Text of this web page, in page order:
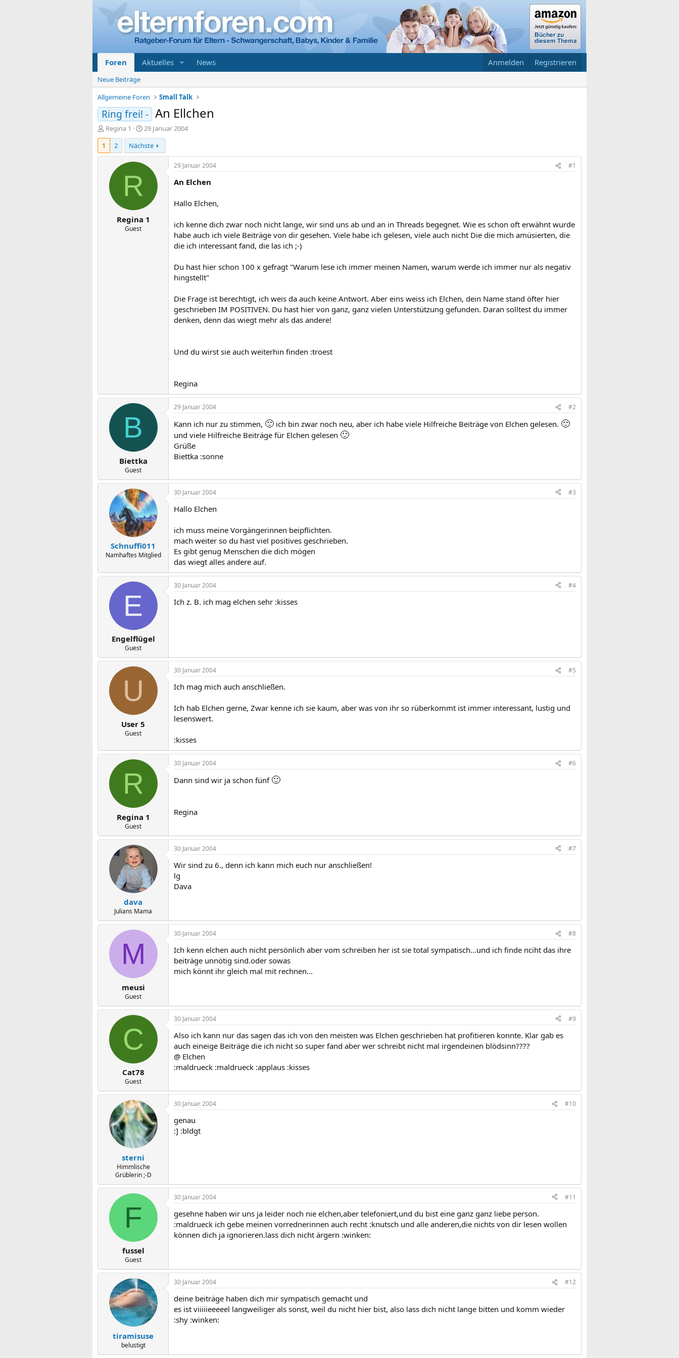
Foren Aktuelles News Anmelden Registrieren
Neue Beiträge
Allgemeine Foren
Small Talk
Ring frei! - An Ellchen
E
r
t
Regina 1
E
r
s
t
e
m
29 Januar 2004
1
2 Nächste
R
Regina 1
Guest
29 Januar 2004 #1
An Elchen
Hallo Elchen,
ich kenne dich zwar noch nicht lange, wir sind uns ab und an in Threads begegnet. Wie es schon oft erwähnt wurde
habe auch ich viele Beiträge von dir gesehen. Viele habe ich gelesen, viele auch nicht Die die mich amüsierten, die
die ich interessant fand, die las ich ;-)
Du hast hier schon 100 x gefragt "Warum lese ich immer meinen Namen, warum werde ich immer nur als negativ
hingstellt"
Die Frage ist berechtigt, ich weis da auch keine Antwort. Aber eins weiss ich Elchen, dein Name stand öfter hier
geschrieben IM POSITIVEN. Du hast hier von ganz, ganz vielen Unterstützung gefunden. Daran solltest du immer
denken, denn das wiegt mehr als das andere!
Und du wirst sie auch weiterhin finden :troest
Regina
B
Biettka
Guest
29 Januar 2004 #2
Kann ich nur zu stimmen, 🙂 ich bin zwar noch neu, aber ich habe viele Hilfreiche Beiträge von Elchen gelesen. 🙂
und viele Hilfreiche Beiträge für Elchen gelesen 🙂
Grüße
Biettka :sonne
Schnuffi011
Namhaftes Mitglied
30 Januar 2004 #3
Hallo Elchen
ich muss meine Vorgängerinnen beipflichten.
mach weiter so du hast viel positives geschrieben.
Es gibt genug Menschen die dich mögen
das wiegt alles andere auf.
E
Engelflügel
Guest
30 Januar 2004 #4
Ich z. B. ich mag elchen sehr :kisses
U
User 5
Guest
30 Januar 2004 #5
Ich mag mich auch anschließen.
Ich hab Elchen gerne, Zwar kenne ich sie kaum, aber was von ihr so rüberkommt ist immer interessant, lustig und
lesenswert.
:kisses
R
Regina 1
Guest
30 Januar 2004 #6
Dann sind wir ja schon fünf 🙂
Regina
dava
Julians Mama
30 Januar 2004 #7
Wir sind zu 6., denn ich kann mich euch nur anschließen!
lg
Dava
M
meusi
Guest
30 Januar 2004 #8
Ich kenn elchen auch nicht persönlich aber vom schreiben her ist sie total sympatisch...und ich finde nciht das ihre
beiträge unnötig sind.oder sowas
mich könnt ihr gleich mal mit rechnen...
C
Cat78
Guest
30 Januar 2004 #9
Also ich kann nur das sagen das ich von den meisten was Elchen geschrieben hat profitieren konnte. Klar gab es
auch eineige Beiträge die ich nicht so super fand aber wer schreibt nicht mal irgendeinen blödsinn????
@ Elchen
:maldrueck :maldrueck :applaus :kisses
sterni
Himmlische
Grüblerin ;-D
30 Januar 2004 #10
genau
:] :bldgt
F
fussel
Guest
30 Januar 2004 #11
gesehne haben wir uns ja leider noch nie elchen,aber telefoniert,und du bist eine ganz ganz liebe person.
:maldrueck ich gebe meinen vorrednerinnen auch recht :knutsch und alle anderen,die nichts von dir lesen wollen
können dich ja ignorieren.lass dich nicht ärgern :winken:
tiramisuse
belustigt
30 Januar 2004 #12
deine beiträge haben dich mir sympatisch gemacht und
es ist viiiiieeeeel langweiliger als sonst, weil du nicht hier bist, also lass dich nicht lange bitten und komm wieder
:shy :winken: